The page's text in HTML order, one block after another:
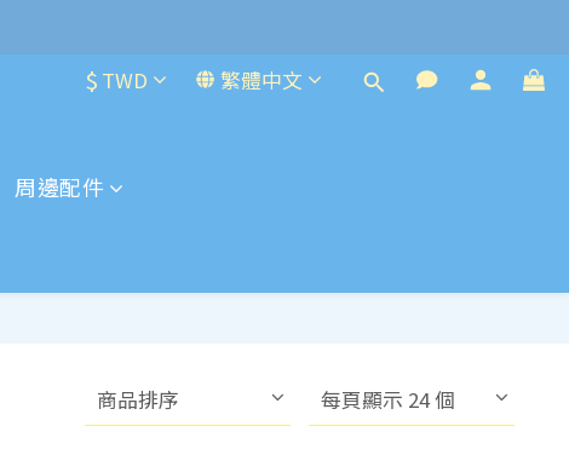
$ TWD 繁體中文
周邊配件
商品排序 每頁顯示 24 個